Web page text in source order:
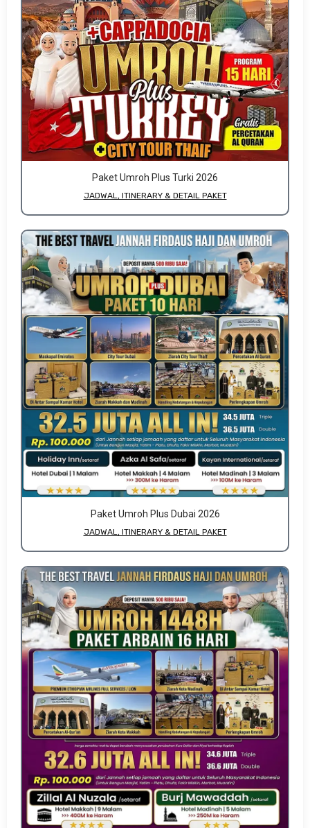
Paket Umroh Plus Turki 2026
JADWAL, ITINERARY & DETAIL PAKET
Paket Umroh Plus Dubai 2026
JADWAL, ITINERARY & DETAIL PAKET